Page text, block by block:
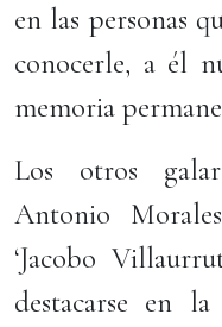
en las personas
conocerle, a él
memoria
Los otros
Antonio
‘Jacobo
destacarse en